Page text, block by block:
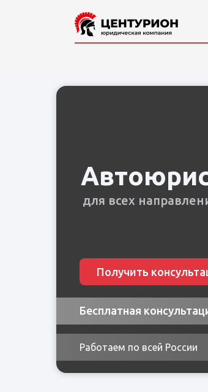
для всех
Бесплатная
Работаем по всей России
Получить